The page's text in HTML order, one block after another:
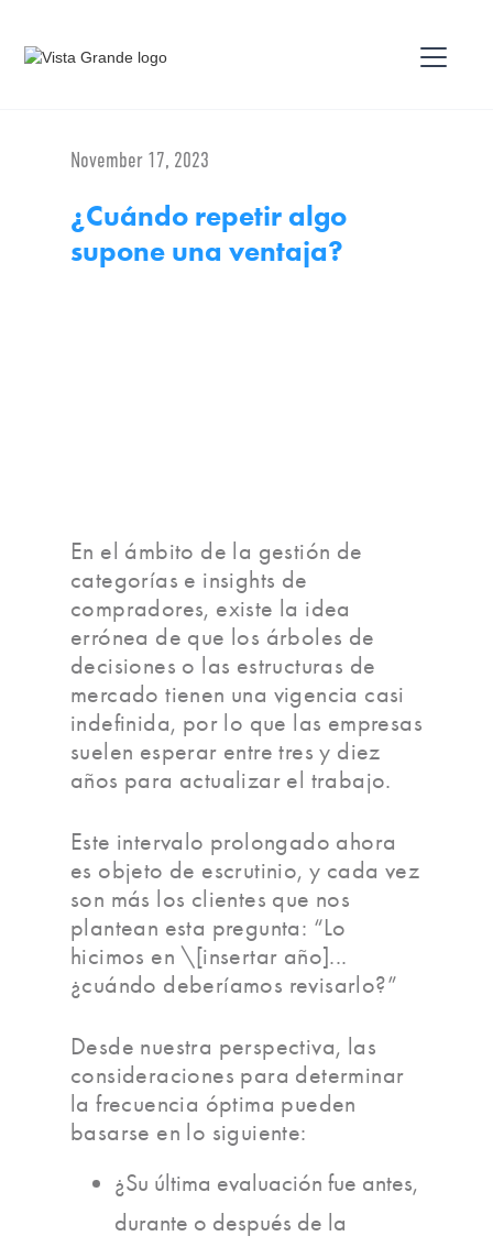
November 17, 2023
¿Cuándo repetir algo
supone una ventaja?
En el ámbito de la gestión de
categorías e insights de
compradores, existe la idea
errónea de que los árboles de
decisiones o las estructuras de
mercado tienen una vigencia casi
indefinida, por lo que las empresas
suelen esperar entre tres y diez
años para actualizar el trabajo.
Este intervalo prolongado ahora
es objeto de escrutinio, y cada vez
son más los clientes que nos
plantean esta pregunta: “Lo
hicimos en \[insertar año]...
¿cuándo deberíamos revisarlo?”
Desde nuestra perspectiva, las
consideraciones para determinar
la frecuencia óptima pueden
basarse en lo siguiente:
¿Su última evaluación fue antes,
durante o después de la